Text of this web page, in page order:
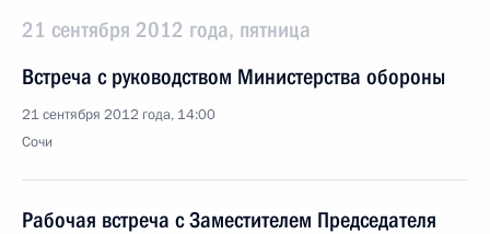
21 сентября 2012 года, пятница
Встреча с руководством Министерства обороны
21 сентября 2012 года, 14:00
Сочи
Рабочая встреча с Заместителем Председателя